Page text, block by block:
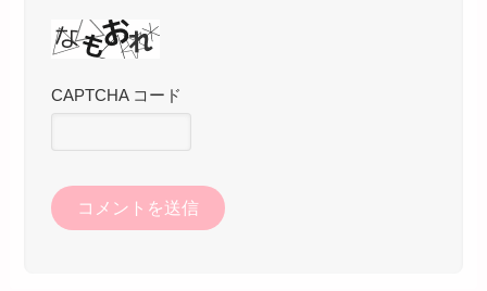
CAPTCHA コード